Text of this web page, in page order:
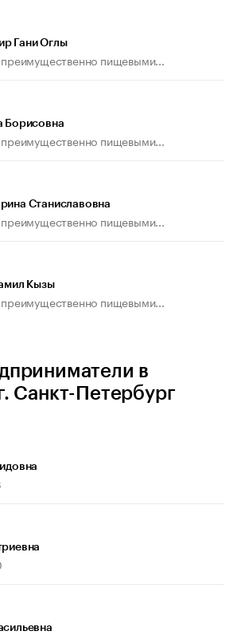
Гани Оглы
преимущественно пищевыми...
Борисовна
преимущественно пищевыми...
Станиславовна
преимущественно пищевыми...
Кызы
преимущественно пищевыми...
в
Санкт-Петербург